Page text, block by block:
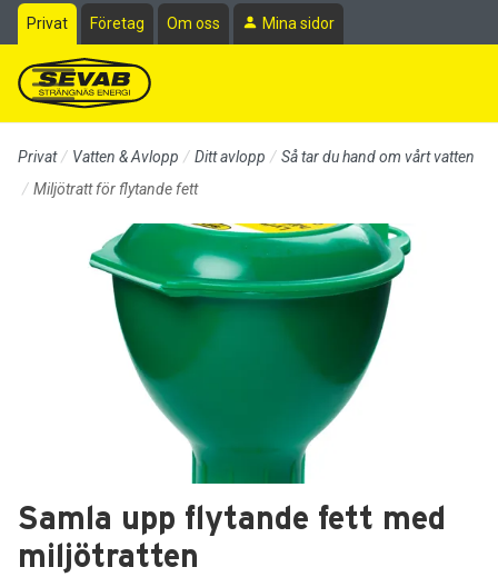
Till sidans huvudinnehåll
Privat Företag Om oss Mina sidor
Privat Vatten & Avlopp Ditt avlopp
Så tar du hand om vårt vatten
Miljötratt för flytande fett
Samla upp flytande fett med
miljötratten